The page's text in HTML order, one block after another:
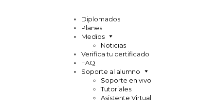
Diplomados
Planes
Medios
Noticias
Verifica tu certificado
FAQ
Soporte al alumno
Soporte en vivo
Tutoriales
Asistente Virtual